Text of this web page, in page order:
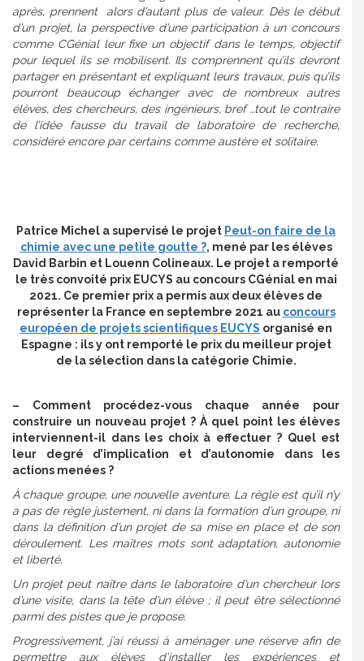
après, prennent alors d’autant plus de valeur. Dès le début
d’un projet, la perspective d’une participation à un concours
comme CGénial leur fixe un objectif dans le temps, objectif
pour lequel ils se mobilisent. Ils comprennent qu’ils devront
partager en présentant et expliquant leurs travaux, puis qu’ils
pourront beaucoup échanger avec de nombreux autres
élèves, des chercheurs, des ingénieurs, bref …tout le contraire
de l’idée fausse du travail de laboratoire de recherche,
considéré encore par certains comme austère et solitaire.
Patrice Michel a supervisé le projet Peut-on faire de la
chimie avec une petite goutte ?, mené par les élèves
David Barbin et Louenn Colineaux. Le projet a remporté
le très convoité prix EUCYS au concours CGénial en mai
2021. Ce premier prix a permis aux deux élèves de
représenter la France en septembre 2021 au concours
européen de projets scientifiques EUCYS organisé en
Espagne : ils y ont remporté le prix du meilleur projet
de la sélection dans la catégorie Chimie.
– Comment procédez-vous chaque année pour
construire un nouveau projet ? À quel point les élèves
interviennent-il dans les choix à effectuer ? Quel est
leur degré d’implication et d’autonomie dans les
actions menées ?
À chaque groupe, une nouvelle aventure. La règle est qu’il n’y
a pas de règle justement, ni dans la formation d’un groupe, ni
dans la définition d’un projet de sa mise en place et de son
déroulement. Les maîtres mots sont adaptation, autonomie
et liberté.
Un projet peut naître dans le laboratoire d’un chercheur lors
d’une visite, dans la tête d’un élève ; il peut être sélectionné
parmi des pistes que je propose.
Progressivement, j’ai réussi à aménager une réserve afin de
permettre aux élèves d’installer les expériences et